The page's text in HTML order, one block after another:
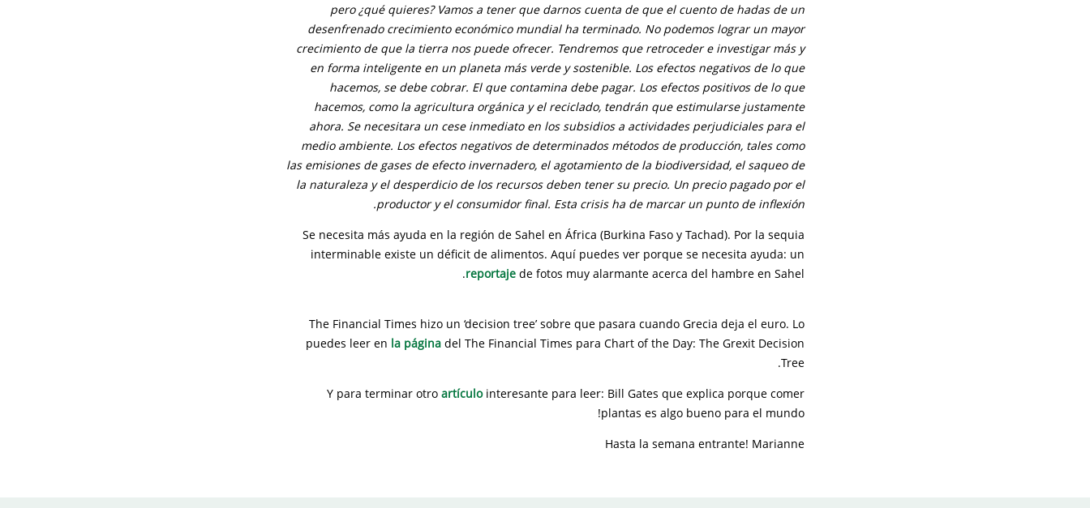
pero ¿qué quieres? Vamos a tener que darnos cuenta de que el cuento de hadas de un
desenfrenado crecimiento económico mundial ha terminado. No podemos lograr un mayor
crecimiento de que la tierra nos puede ofrecer. Tendremos que retroceder e investigar más y
en forma inteligente en un planeta más verde y sostenible. Los efectos negativos de lo que
hacemos, se debe cobrar. El que contamina debe pagar. Los efectos positivos de lo que
hacemos, como la agricultura orgánica y el reciclado, tendrán que estimularse justamente
ahora. Se necesitara un cese inmediato en los subsidios a actividades perjudiciales para el
medio ambiente. Los efectos negativos de determinados métodos de producción, tales como
las emisiones de gases de efecto invernadero, el agotamiento de la biodiversidad, el saqueo de
la naturaleza y el desperdicio de los recursos deben tener su precio. Un precio pagado por el
productor y el consumidor final. Esta crisis ha de marcar un punto de inflexión.
Se necesita más ayuda en la región de Sahel en África (Burkina Faso y Tachad). Por la sequia
interminable existe un déficit de alimentos. Aquí puedes ver porque se necesita ayuda: un
reportaje de fotos muy alarmante acerca del hambre en Sahel.
The Financial Times hizo un ‘decision tree’ sobre que pasara cuando Grecia deja el euro. Lo
puedes leer en la página del The Financial Times para Chart of the Day: The Grexit Decision
Tree.
Y para terminar otro artículointeresante para leer: Bill Gates que explica porque comer
plantas es algo bueno para el mundo!
Hasta la semana entrante! Marianne